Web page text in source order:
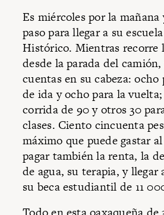
Es miércoles por la mañana
paso para llegar a su
Histórico. Mientras recorre
desde la parada del
cuentas en su cabeza: ocho
de ida y ocho para la
corrida de 90 y otros 30
clases. Ciento cincuenta
máximo que puede gastar
pagar también la renta, la
de agua, su terapia, y llegar
su beca estudiantil de 11